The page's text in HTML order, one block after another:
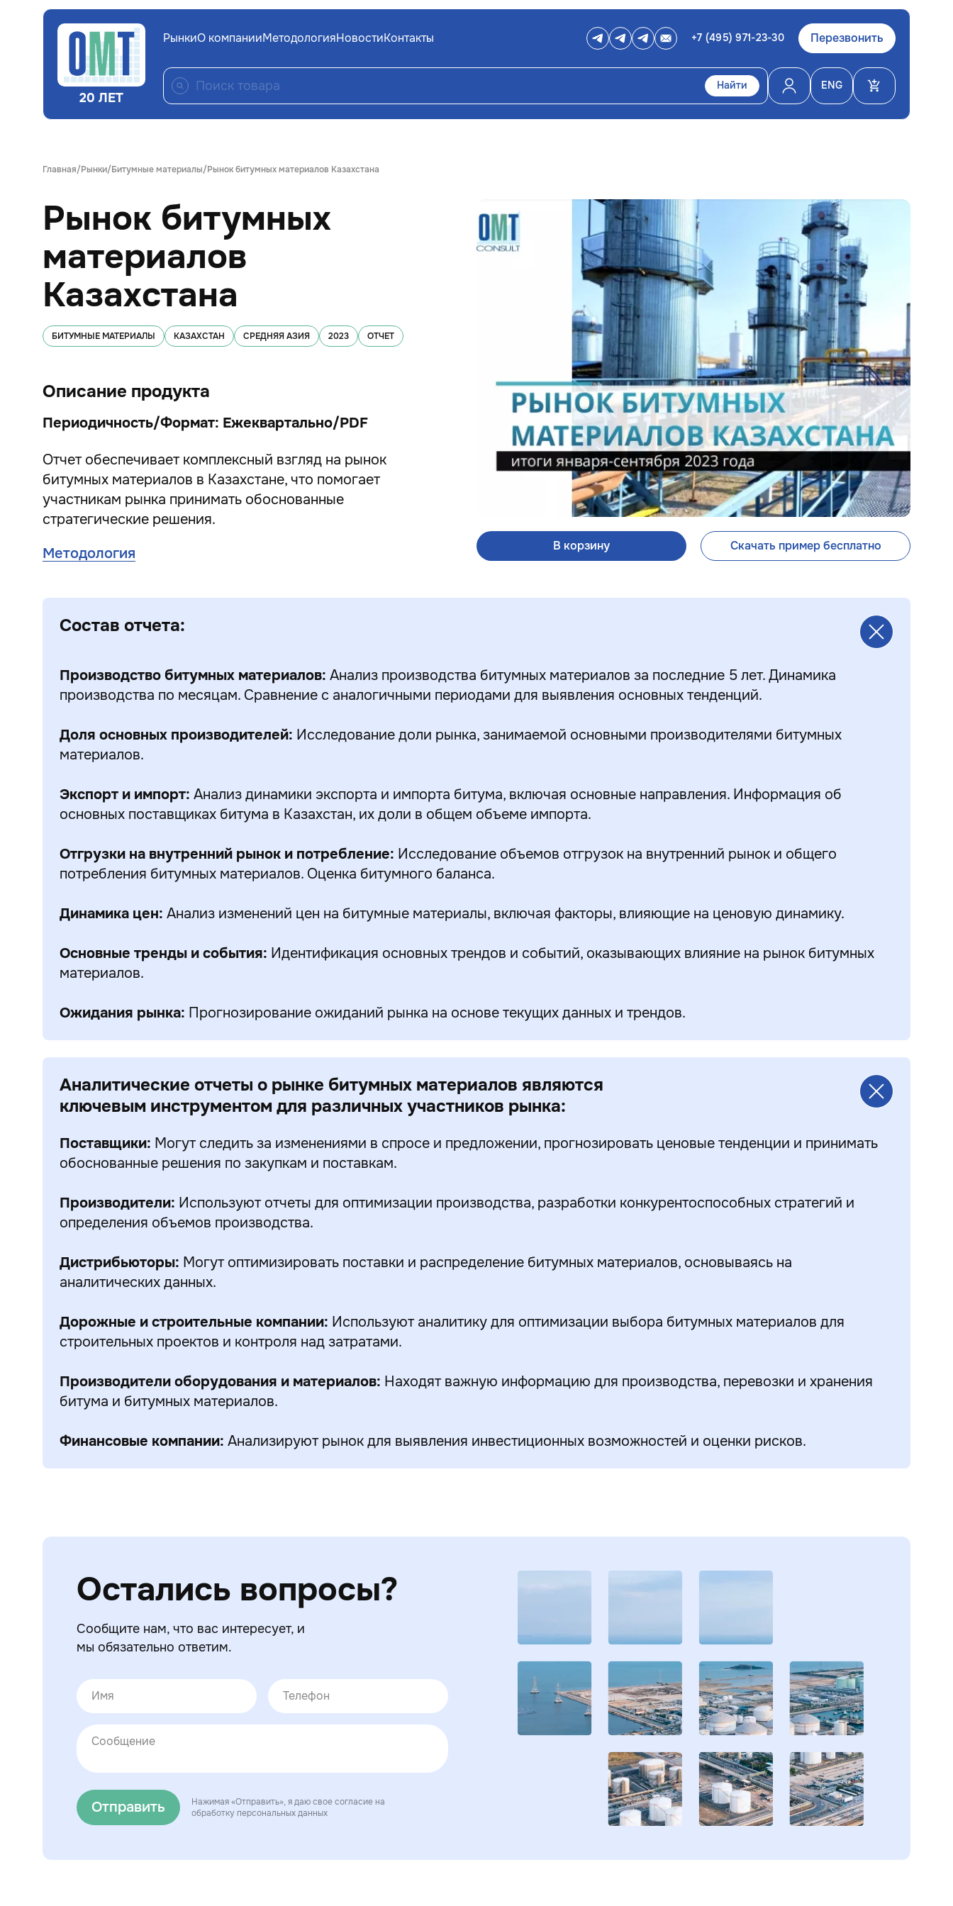
20 ЛЕТ
РынкиО компанииМетодологияНовостиКонтакты +7 (495) 971-23-30 Перезвонить
Найти ENG
Главная Рынки Битумные материалы Рынок битумных материалов Казахстана
Рынок битумных
материалов
Казахстана
БИТУМНЫЕ МАТЕРИАЛЫ КАЗАХСТАН СРЕДНЯЯ АЗИЯ 2023 ОТЧЕТ
Описание продукта
Периодичность/Формат: Ежеквартально/PDF
Отчет обеспечивает комплексный взгляд на рынок
битумных материалов в Казахстане, что помогает
участникам рынка принимать обоснованные
стратегические решения.
Методология
В корзину Скачать пример бесплатно
Состав отчета:
Производство битумных материалов: Анализ производства битумных материалов за последние 5 лет. Динамика
производства по месяцам. Сравнение с аналогичными периодами для выявления основных тенденций.
Доля основных производителей: Исследование доли рынка, занимаемой основными производителями битумных
материалов.
Экспорт и импорт: Анализ динамики экспорта и импорта битума, включая основные направления. Информация об
основных поставщиках битума в Казахстан, их доли в общем объеме импорта.
Отгрузки на внутренний рынок и потребление: Исследование объемов отгрузок на внутренний рынок и общего
потребления битумных материалов. Оценка битумного баланса.
Динамика цен: Анализ изменений цен на битумные материалы, включая факторы, влияющие на ценовую динамику.
Основные тренды и события: Идентификация основных трендов и событий, оказывающих влияние на рынок битумных
материалов.
Ожидания рынка: Прогнозирование ожиданий рынка на основе текущих данных и трендов.
Аналитические отчеты о рынке битумных материалов являются
ключевым инструментом для различных участников рынка:
Поставщики: Могут следить за изменениями в спросе и предложении, прогнозировать ценовые тенденции и принимать
обоснованные решения по закупкам и поставкам.
Производители: Используют отчеты для оптимизации производства, разработки конкурентоспособных стратегий и
определения объемов производства.
Дистрибьюторы: Могут оптимизировать поставки и распределение битумных материалов, основываясь на
аналитических данных.
Дорожные и строительные компании: Используют аналитику для оптимизации выбора битумных материалов для
строительных проектов и контроля над затратами.
Производители оборудования и материалов: Находят важную информацию для производства, перевозки и хранения
битума и битумных материалов.
Финансовые компании: Анализируют рынок для выявления инвестиционных возможностей и оценки рисков.
Остались вопросы?
Сообщите нам, что вас интересует, и
мы обязательно ответим.
Отправить
Нажимая «Отправить», я даю свое согласие на
обработку персональных данных